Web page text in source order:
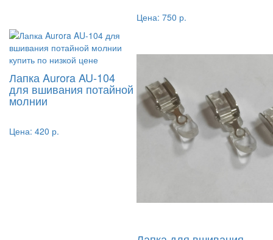
Цена: 750 р.
Лапка Aurora AU-104
для вшивания потайной
молнии
Цена: 420 р.